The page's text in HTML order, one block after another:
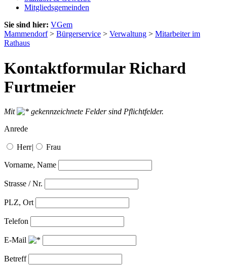
Mitgliedsgemeinden
Sie sind hier: VGem
Mammendorf> Bürgerservice > Verwaltung > Mitarbeiter im
Rathaus
Kontaktformular Richard
Furtmeier
Mit
gekennzeichnete Felder sind Pflichtfelder.
Anrede
Herr| Frau
Vorname, Name
Strasse / Nr.
PLZ, Ort
Telefon
E-Mail
Betreff